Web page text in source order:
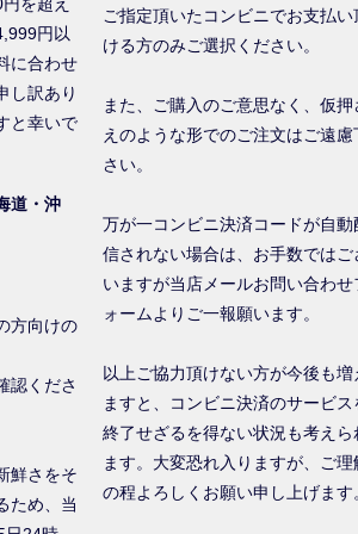
円以
に合わせ
し訳あり
と幸いで
道・沖
方向けの
認くださ
鮮さをそ
ため、当
ご指定頂いたコンビニでお支払い
ける方のみご選択ください。
また、ご購入のご意思なく、仮押
えのような形でのご注文はご遠慮
さい。
万が一コンビニ決済コードが自動
信されない場合は、お手数ではご
いますが当店メールお問い合わせ
ォームよりご一報願います。
以上ご協力頂けない方が今後も増
ますと、コンビニ決済のサービス
終了せざるを得ない状況も考えら
ます。大変恐れ入りますが、ご理
の程よろしくお願い申し上げます